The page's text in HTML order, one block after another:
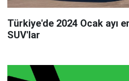
Türkiye'de 2024 Ocak ayı
SUV'lar